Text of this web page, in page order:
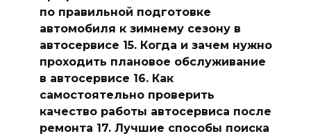
по правильной подготовке
автомобиля к зимнему сезону в
автосервисе 15. Когда и зачем нужно
проходить плановое обслуживание
в автосервисе 16. Как
самостоятельно проверить
качество работы автосервиса после
ремонта 17. Лучшие способы поиска